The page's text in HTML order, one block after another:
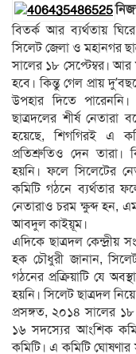
বিতর্ক আর ব্যর্থতায়
সিলেট জেলা ও মহানগর
সালের ১৮ সেপ্টেম্বর। আর
হবে। কিন্তু গেল প্রায়
উপহার দিতে
ছাত্রদলের শীর্ষ নেতারা
হয়েছে, শিগগিরই এ
প্রতিশ্রুতিও দেন তারা।
হয়নি। ফলে সিলেটের
কমিটি গঠনে ব্যর্থতার
নেতারাও চরম ক্ষুব্দ হন,
আবদুল কাইয়ূম।
এদিকে ছাত্রদল
হক চৌধুরী জানান,
গঠনের প্রক্রিয়াটি যে
হয়নি। সিলেট ছাত্রদল
প্রসঙ্গত, ২০১৪ সালের ১৮
১৬ সদস্যের আংশিক
কমিটি। এ কমিটি ঘোষণার